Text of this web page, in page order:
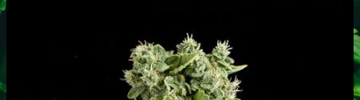
Jointpapir og filter
King Size Jointpapir
Slim Size Jointpapir